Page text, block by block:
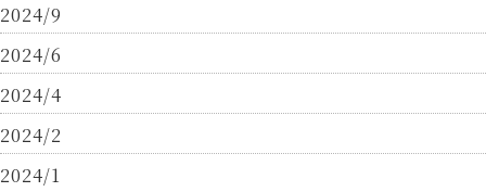
2024/9
2024/6
2024/4
2024/2
2024/1